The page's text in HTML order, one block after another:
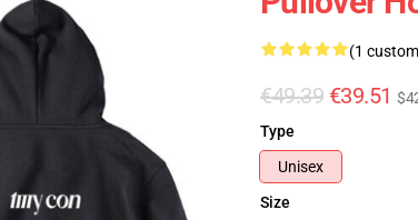
(1
€49.39 €39.51
Type
Unisex
Size